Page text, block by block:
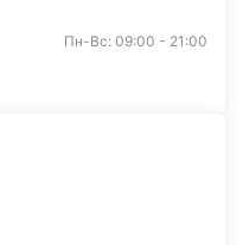
Пн-Вс: 09:00 - 21:00